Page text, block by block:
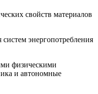
свойств материалов
энергопотребления
физическими
и автономные